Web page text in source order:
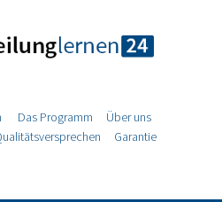
Das Programm
Über uns
Garantie